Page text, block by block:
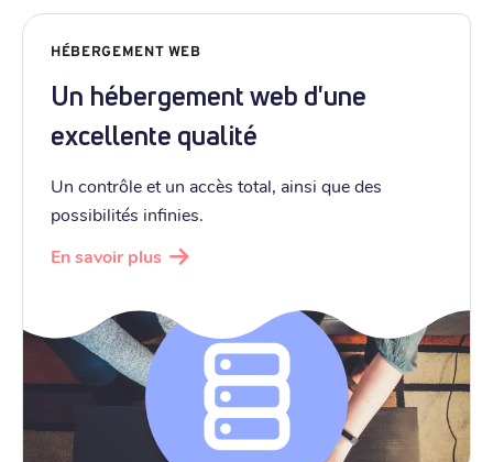
HÉBERGEMENT WEB
Un hébergement web d'une
excellente qualité
Un contrôle et un accès total, ainsi que des
possibilités infinies.
En savoir plus